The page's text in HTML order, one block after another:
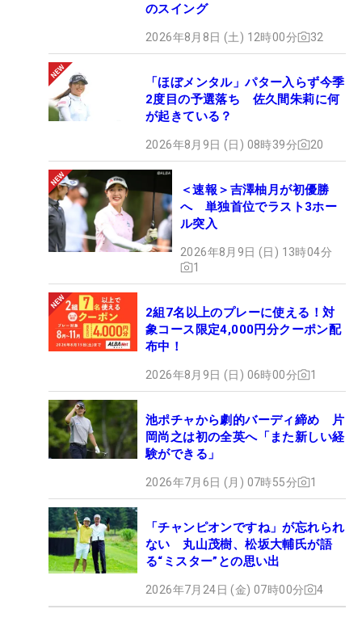
のスイング
2026年8月8日 (土) 12時00分 32
「ほぼメンタル」パター入らず今季
2度目の予選落ち 佐久間朱莉に何
が起きている？
2026年8月9日 (日) 08時39分 20
＜速報＞吉澤柚月が初優勝
へ 単独首位でラスト3ホー
ル突入
2026年8月9日 (日) 13時04分
1
2組7名以上のプレーに使える！対
象コース限定4,000円分クーポン配
布中！
2026年8月9日 (日) 06時00分 1
池ポチャから劇的バーディ締め 片
岡尚之は初の全英へ「また新しい経
験ができる」
2026年7月6日 (月) 07時55分 1
「チャンピオンですね」が忘れられ
ない 丸山茂樹、松坂大輔氏が語
る“ミスター”との思い出
2026年7月24日 (金) 07時00分 4